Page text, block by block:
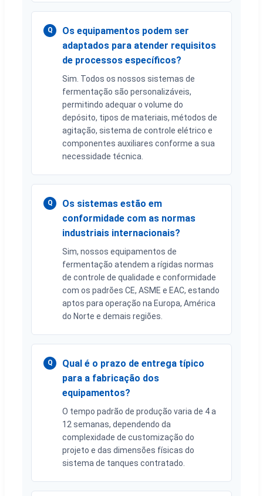
Q
Os equipamentos podem ser
adaptados para atender requisitos
de processos específicos?
Sim. Todos os nossos sistemas de
fermentação são personalizáveis,
permitindo adequar o volume do
depósito, tipos de materiais, métodos de
agitação, sistema de controle elétrico e
componentes auxiliares conforme a sua
necessidade técnica.
Q
Os sistemas estão em
conformidade com as normas
industriais internacionais?
Sim, nossos equipamentos de
fermentação atendem a rígidas normas
de controle de qualidade e conformidade
com os padrões CE, ASME e EAC, estando
aptos para operação na Europa, América
do Norte e demais regiões.
Q
Qual é o prazo de entrega típico
para a fabricação dos
equipamentos?
O tempo padrão de produção varia de 4 a
12 semanas, dependendo da
complexidade de customização do
projeto e das dimensões físicas do
sistema de tanques contratado.